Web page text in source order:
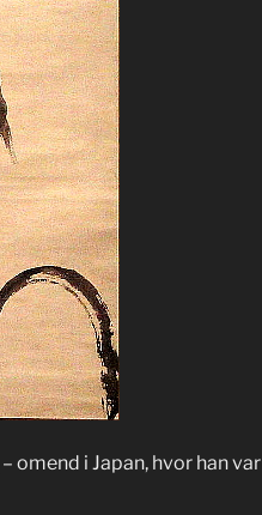
– omend i Japan, hvor han var